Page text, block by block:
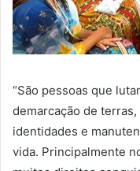
“São pessoas que
demarcação de
identidades e
vida. Principalmente